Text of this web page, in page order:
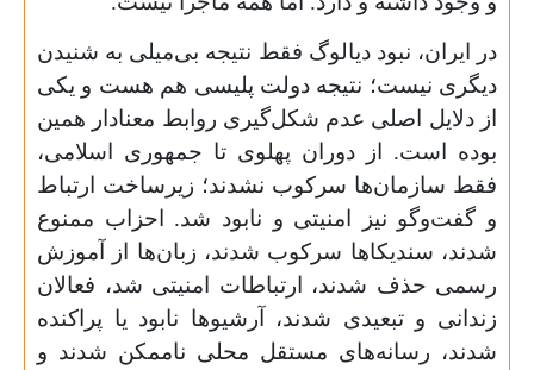
در ایران، نبود دیالوگ فقط نتیجه بی‌میلی به شنیدن
دیگری نیست؛ نتیجه دولت پلیسی هم هست و یکی
از دلایل اصلی عدم شکل‌گیری روابط معنادار همین
بوده است. از دوران پهلوی تا جمهوری اسلامی،
فقط سازمان‌ها سرکوب نشدند؛ زیرساخت ارتباط
و گفت‌وگو نیز امنیتی و نابود شد. احزاب ممنوع
شدند، سندیکاها سرکوب شدند، زبان‌ها از آموزش
رسمی حذف شدند، ارتباطات امنیتی شد، فعالان
زندانی و تبعیدی شدند، آرشیوها نابود یا پراکنده
شدند، رسانه‌های مستقل محلی ناممکن شدند و